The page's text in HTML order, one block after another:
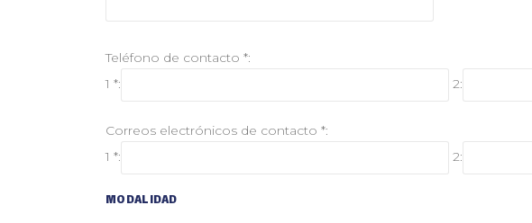
Teléfono de contacto *:
1 *:
2:
Correos electrónicos de contacto *:
1 *:
2:
MODALIDAD